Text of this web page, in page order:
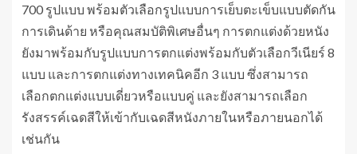
700 รูปแบบ พร้อมตัวเลือกรูปแบบการเย็บตะเข็บแบบตัดกัน
การเดินด้าย หรือคุณสมบัติพิเศษอื่นๆ การตกแต่งด้วยหนัง
ยังมาพร้อมกับรูปแบบการตกแต่งพร้อมกับตัวเลือกวีเนียร์ 8
แบบ และการตกแต่งทางเทคนิคอีก 3 แบบ ซึ่งสามารถ
เลือกตกแต่งแบบเดี่ยวหรือแบบคู่ และยังสามารถเลือก
รังสรรค์เฉดสีให้เข้ากับเฉดสีหนังภายในหรือภายนอกได้
เช่นกัน